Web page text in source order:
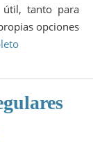
útil, tanto para
opciones